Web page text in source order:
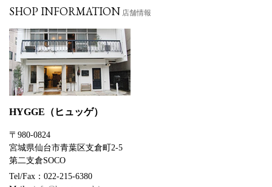
SHOP INFORMATION 店舗情報
HYGGE（ヒュッゲ）
〒980-0824
宮城県仙台市青葉区支倉町2-5
第二支倉SOCO
Tel/Fax：022-215-6380